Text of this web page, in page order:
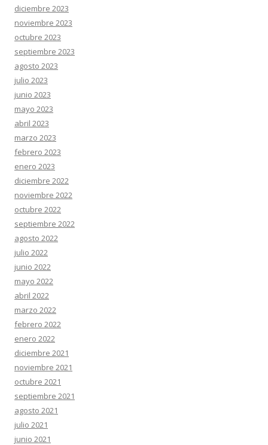
diciembre 2023
noviembre 2023
octubre 2023
septiembre 2023
agosto 2023
julio 2023
junio 2023
mayo 2023
abril 2023
marzo 2023
febrero 2023
enero 2023
diciembre 2022
noviembre 2022
octubre 2022
septiembre 2022
agosto 2022
julio 2022
junio 2022
mayo 2022
abril 2022
marzo 2022
febrero 2022
enero 2022
diciembre 2021
noviembre 2021
octubre 2021
septiembre 2021
agosto 2021
julio 2021
junio 2021